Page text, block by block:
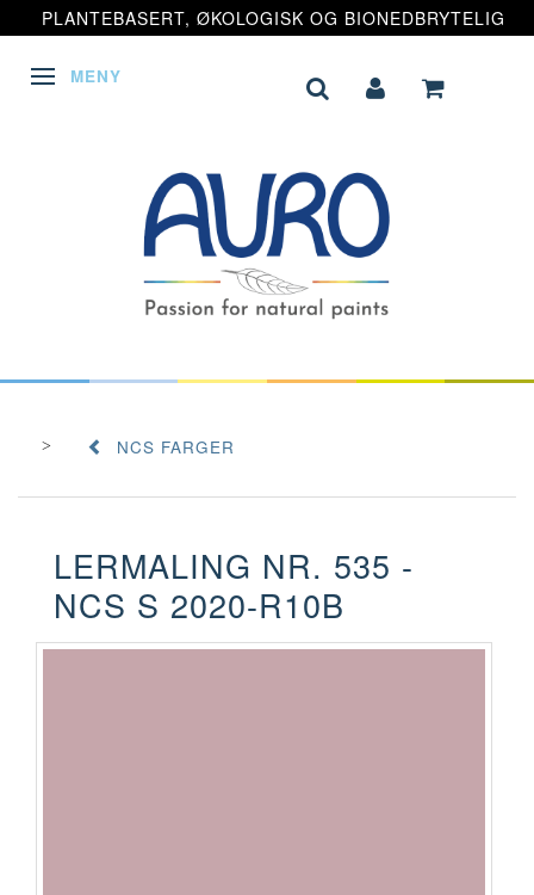
PLANTEBASERT, ØKOLOGISK OG BIONEDBRYTELIG
VEKSLE NAVIGASJON
MENY
NCS FARGER
LERMALING NR. 535 -
NCS S 2020-R10B